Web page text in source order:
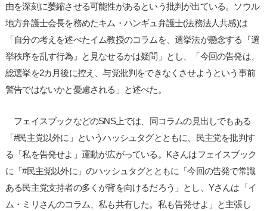
由を深刻に萎縮させる可能性があるという批判が出ている。ソウル
地方弁護士会長を務めたキム・ハンギュ弁護士(法務法人共感)は
「自分の考えを述べたイム教授のコラムを、選挙法が懸念する『選
挙秩序を乱す行為』と見なせるかは疑問」とし、「今回の告発は、
総選挙を2カ月後に控え、与党批判をできなくさせようという事前
警告ではないかと憂慮される」と述べた。
フェイスブックなどのSNS上では、同コラムの見出しでもある
「#民主党以外に」というハッシュタグとともに、民主党を批判す
る「私を告発せよ」運動が広がっている。Kさんはフェイスブック
に「#民主党以外に」のハッシュタグとともに「今回の告発で常識
ある民主党支持者の多くが背を向けるだろう」とし、Yさんは「イ
ム・ミリさんのコラム、私も共有した。私も告発せよ」と主張し